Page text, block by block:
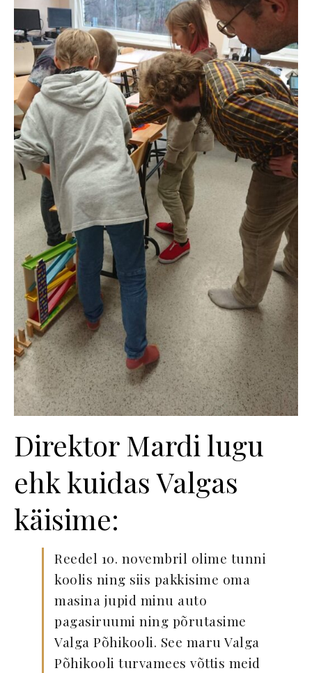
Direktor Mardi lugu
ehk kuidas Valgas
käisime:
Reedel 10. novembril olime tunni
koolis ning siis pakkisime oma
masina jupid minu auto
pagasiruumi ning põrutasime
Valga Põhikooli. See maru Valga
Põhikooli turvamees võttis meid